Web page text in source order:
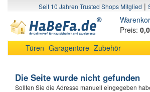
Seit 10 Jahren Trusted Shops Mitglied |
Preis:
Türen Garagentore Zubehör
Die Seite wurde nicht gefunden
Sollten Sie die Adresse manuell eingegeben